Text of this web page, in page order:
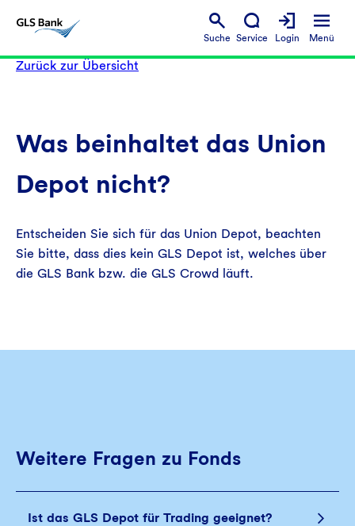
Suche Service Login Menü
Zurück zur Übersicht
Was beinhaltet das Union
Depot nicht?
Entscheiden Sie sich für das Union Depot, beachten
Sie bitte, dass dies kein GLS Depot ist, welches über
die GLS Bank bzw. die GLS Crowd läuft.
Weitere Fragen zu Fonds
Ist das GLS Depot für Trading geeignet?